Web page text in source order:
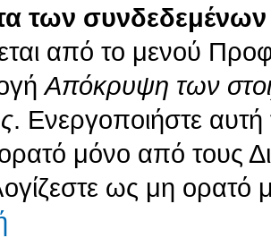
των
από το μενού
Απόκρυψη των
. Ενεργοποιήστε
μόνο από τους
ως μη ορατό